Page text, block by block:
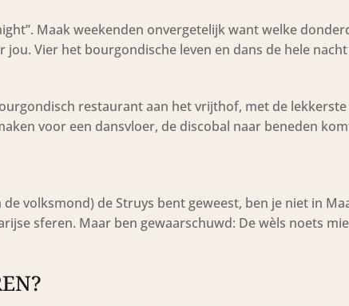
Maak weekenden onvergetelijk want welke
Vier het bourgondische leven en dans de hele
restaurant aan het vrijthof, met de
voor een dansvloer, de discobal naar beneden
volksmond) de Struys bent geweest, ben je niet in
sferen. Maar ben gewaarschuwd: De wèls noets